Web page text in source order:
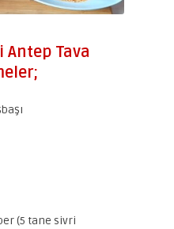
Antep Tava
(5 tane sivri